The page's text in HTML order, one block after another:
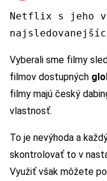
Netflix s jeho
Vyberali sme filmy
filmov dostupných
filmy majú český
vlastnosť.
To je nevýhoda a
skontrolovať to v
Využiť však môžete